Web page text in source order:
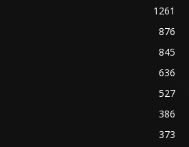
1261
876
845
636
527
386
373